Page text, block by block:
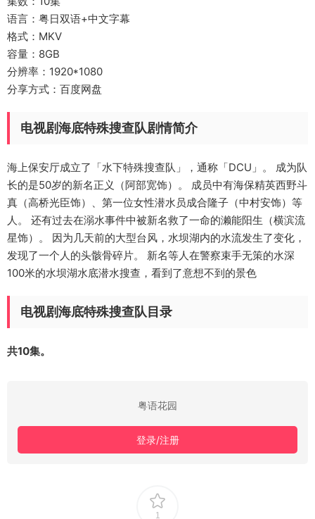
语言：粤日双语+中文字幕
格式：MKV
容量：8GB
分辨率：1920*1080
分享方式：百度网盘
电视剧海底特殊搜查队剧情简介
海上保安厅成立了「水下特殊搜查队」，通称「DCU」。 成为队
长的是50岁的新名正义（阿部宽饰）。 成员中有海保精英西野斗
真（高桥光臣饰）、第一位女性潜水员成合隆子（中村安饰）等
人。 还有过去在溺水事件中被新名救了一命的濑能阳生（横滨流
星饰）。 因为几天前的大型台风，水坝湖内的水流发生了变化，
发现了一个人的头骸骨碎片。 新名等人在警察束手无策的水深
100米的水坝湖水底潜水搜查，看到了意想不到的景色
电视剧海底特殊搜查队目录
共10集。
粤语花园
登录/注册
1